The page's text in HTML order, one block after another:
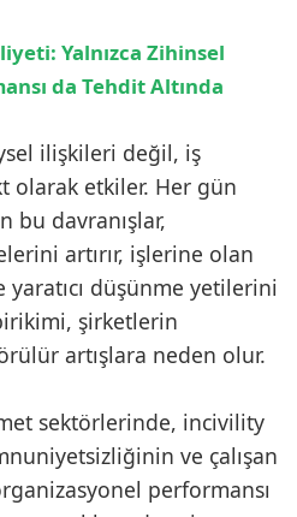
Yalnızca Zihinsel
da Tehdit Altında
ilişkileri değil, iş
olarak etkiler. Her gün
bu davranışlar,
artırır, işlerine olan
yaratıcı düşünme yetilerini
şirketlerin
artışlara neden olur.
sektörlerinde, incivility
ve çalışan
performansı